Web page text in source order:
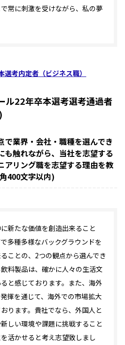
常に刺激を受けながら、私の夢
選考内定者（ビジネス職）
ル22年卒本選考選考通過者
で業界・会社・職種を選んでき
も触れながら、当社を志望する
アリング職を志望する理由を教
400文字以内)
新たな価値を創造出来ること
多種多様なバックグラウンドを
ことの、2つの観点から選んでき
料製品は、確かに人々の生活文
と感じております。また、海外
揮を通じて、海外での市場拡大
ります。貴社でなら、外国人と
しい環境や課題に挑戦すること
活かせると考え志望致しまし